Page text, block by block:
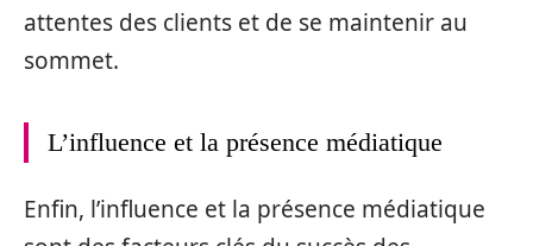
attentes des clients et de se maintenir au
sommet.
L’influence et la présence médiatique
Enfin, l’influence et la présence médiatique